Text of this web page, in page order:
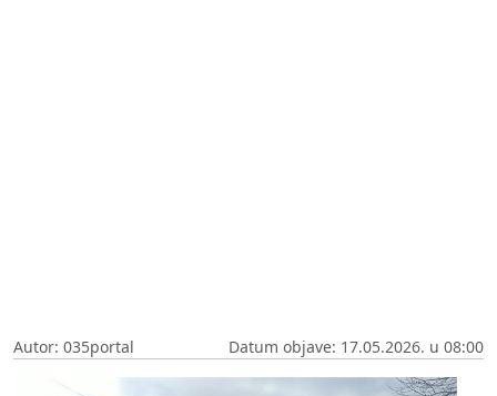
Autor: 035portal Datum objave: 17.05.2026. u 08:00